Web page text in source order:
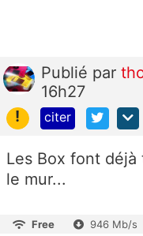
Publié par
16h27
!
citer
Les Box font
le mur...
Free 946 Mb/s